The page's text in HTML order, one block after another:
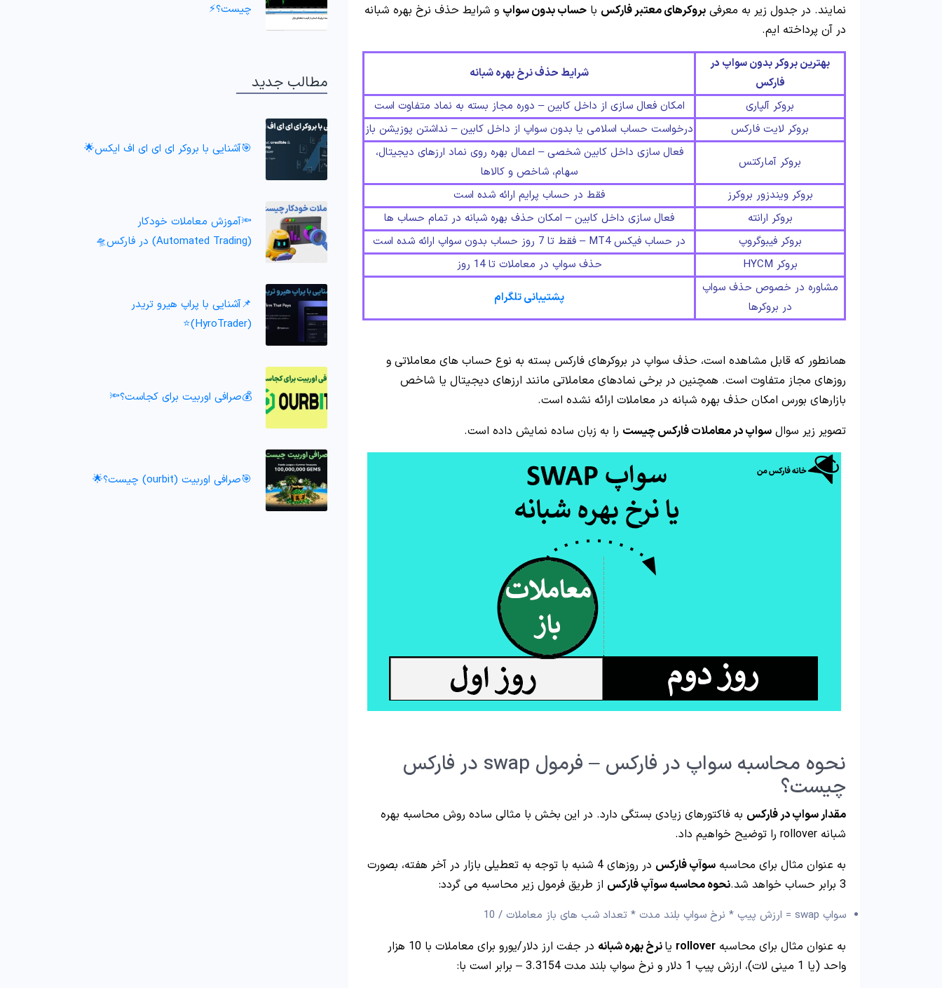
نمایند. در جدول زیر به معرفی بروکرهای معتبر فارکس با حساب بدون سواپ و شرایط حذف نرخ بهره شبانه
در آن پرداخته ایم.
بهترین بروکر بدون سواپ در
فارکس
شرایط حذف نرخ بهره شبانه
بروکر آلپاری
امکان فعال سازی از داخل کابین – دوره مجاز بسته به نماد متفاوت است
بروکر لایت فارکس
درخواست حساب اسلامی یا بدون سواپ از داخل کابین – نداشتن پوزیشن باز
بروکر آمارکتس
فعال سازی داخل کابین شخصی – اعمال بهره روی نماد ارزهای دیجیتال،
سهام، شاخص و کالاها
بروکر ویندزور بروکرز
فقط در حساب پرایم ارائه شده است
بروکر ارانته
فعال سازی داخل کابین – امکان حذف بهره شبانه در تمام حساب ها
بروکر فیبوگروپ
در حساب فیکس MT4 – فقط تا 7 روز حساب بدون سواپ ارائه شده است
بروکر HYCM
حذف سواپ در معاملات تا 14 روز
مشاوره در خصوص حذف سواپ
در بروکرها
پشتیبانی تلگرام
همانطور که قابل مشاهده است، حذف سواپ در بروکرهای فارکس بسته به نوع حساب های معاملاتی و
روزهای مجاز متفاوت است. همچنین در برخی نمادهای معاملاتی مانند ارزهای دیجیتال یا شاخص
بازارهای بورس امکان حذف بهره شبانه در معاملات ارائه نشده است.
تصویر زیر سوال سواپ در معاملات فارکس چیست را به زبان ساده نمایش داده است.
نحوه محاسبه سواپ در فارکس – فرمول swap در فارکس
چیست؟
مقدار سواپ در فارکس به فاکتورهای زیادی بستگی دارد. در این بخش با مثالی ساده روش محاسبه بهره
شبانه rollover را توضیح خواهیم داد.
به عنوان مثال برای محاسبه سوآپ فارکس
در روزهای 4 شنبه با توجه به تعطیلی بازار در آخر هفته، بصورت
3 برابر حساب خواهد شد.
نحوه محاسبه سوآپ فارکس از طریق فرمول زیر محاسبه می گردد:
سواپ swap = ارزش پیپ * نرخ سواپ بلند مدت * تعداد شب های باز معاملات / 10
به عنوان مثال برای محاسبه rollover یانرخ بهره شبانه
در جفت ارز دلار/یورو برای معاملات با 10 هزار
واحد (یا 1 مینی لات)، ارزش پیپ 1 دلار و نرخ سواپ بلند مدت 3.3154 – برابر است با:
چیست؟⚡
مطالب جدید
🎯آشنایی با بروکر ای ای ای اف ایکس🌟
🔦آموزش معاملات خودکار
(Automated Trading) در فارکس🛸
📌آشنایی با پراپ هیرو تریدر
(HyroTrader)⭐️
💰صرافی اوربیت برای کجاست؟🔦
🎯صرافی اوربیت (ourbit) چیست؟🌟